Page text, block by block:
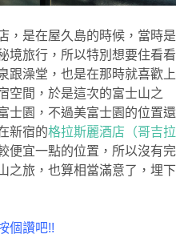
，是在屋久島的時候，當時是
境旅行，所以特別想要住看看
跟澡堂，也是在那時就喜歡上
空間，於是這次的富士山之
士園，不過美富士園的位置還
新宿的格拉斯麗酒店（哥吉拉
便宜一點的位置，所以沒有完
之旅，也算相當滿意了，埋下
個讚吧!!